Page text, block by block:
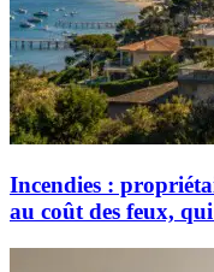
Incendies :
au coût des feux,